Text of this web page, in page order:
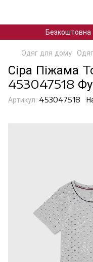
Безкоштовна
Одяг для дому
Сіра Піжама
453047518
Артикул: 453047518